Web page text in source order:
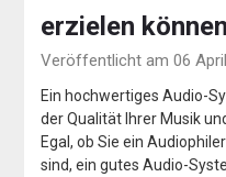
erzielen können
Veröffentlicht am 06
Ein hochwertiges Audio-
der Qualität Ihrer Musik
Egal, ob Sie ein
sind, ein gutes Audio-